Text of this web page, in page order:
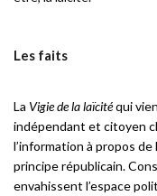
Les faits
La Vigie de la laïcitéqui
indépendant et citoyen
l’information à propos
principe républicain.
envahissent l’espace